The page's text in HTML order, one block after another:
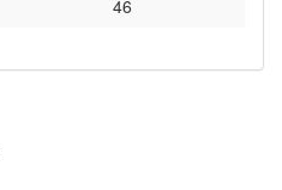
46